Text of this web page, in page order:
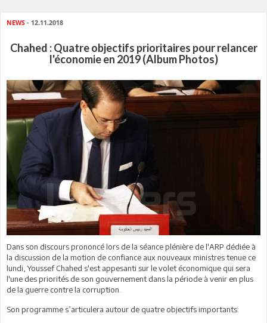
NEWS - 12.11.2018
Chahed : Quatre objectifs prioritaires pour relancer
l'économie en 2019 (Album Photos)
Dans son discours prononcé lors de la séance plénière de l'ARP dédiée à
la discussion de la motion de confiance aux nouveaux ministres tenue ce
lundi, Youssef Chahed s'est appesanti sur le volet économique qui sera
l'une des priorités de son gouvernement dans la période à venir en plus
de la guerre contre la corruption.
Son programme s’articulera autour de quatre objectifs importants: